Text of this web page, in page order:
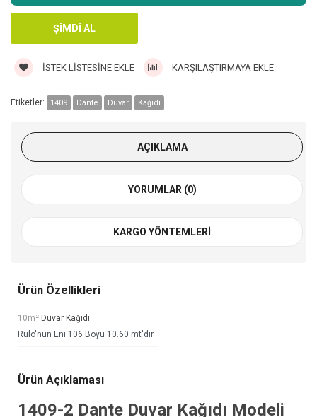
İSTEK LISTESINE EKLE KARŞILAŞTIRMAYA EKLE
Etiketler: 1409 Dante Duvar Kağıdı
AÇIKLAMA
YORUMLAR (0)
KARGO YÖNTEMLERI
Ürün Özellikleri
10m² Duvar Kağıdı
Rulo'nun Eni 106 Boyu 10.60 mt'dir
Ürün Açıklaması
1409-2 Dante Duvar Kağıdı Modeli